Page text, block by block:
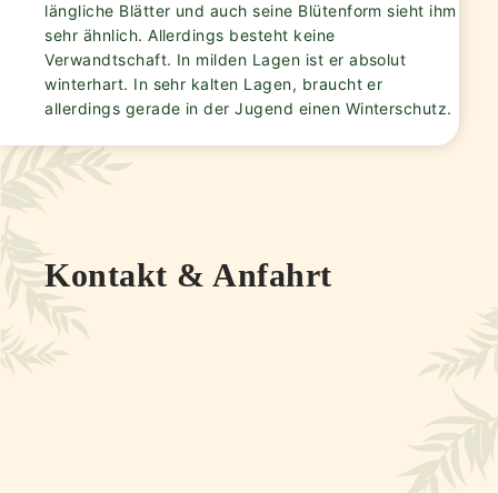
längliche Blätter und auch seine Blütenform sieht ihm
sehr ähnlich. Allerdings besteht keine
Verwandtschaft. In milden Lagen ist er absolut
winterhart. In sehr kalten Lagen, braucht er
allerdings gerade in der Jugend einen Winterschutz.
Kontakt & Anfahrt